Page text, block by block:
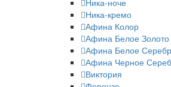
Ника-ноче
Ника-кремо
Афина Колор
Афина Белое Золото
Афина Белое
Афина Черное
Виктория